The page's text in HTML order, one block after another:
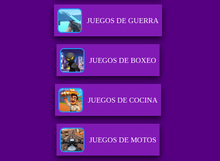
JUEGOS DE GUERRA
JUEGOS DE BOXEO
JUEGOS DE COCINA
JUEGOS DE MOTOS